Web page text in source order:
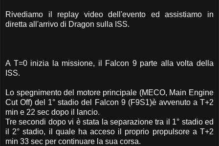
Rivediamo il replay video dell'evento ed assistiamo in
diretta all'arrivo di Dragon sulla ISS.
A T=0 inizia la missione, il Falcon 9 parte alla volta della
ISS.
Lo spegnimento del motore principale (MECO, Main Engine
Cut Off) del 1° stadio del Falcon 9 (F9S1)è avvenuto a T+2
min e 22 sec dopo il lancio.
Tre secondi dopo vi è stata la separazione tra il 1° stadio ed
il 2° stadio, il quale ha acceso il proprio propulsore a T+2
min 33 sec per continuare la sua corsa.